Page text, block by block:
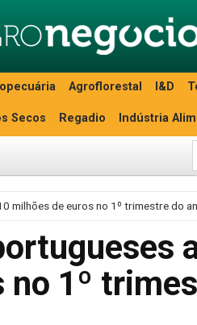
Agroflorestal I&D
Secos Regadio Indústria
milhões de euros no 1º trimestre do
no 1º